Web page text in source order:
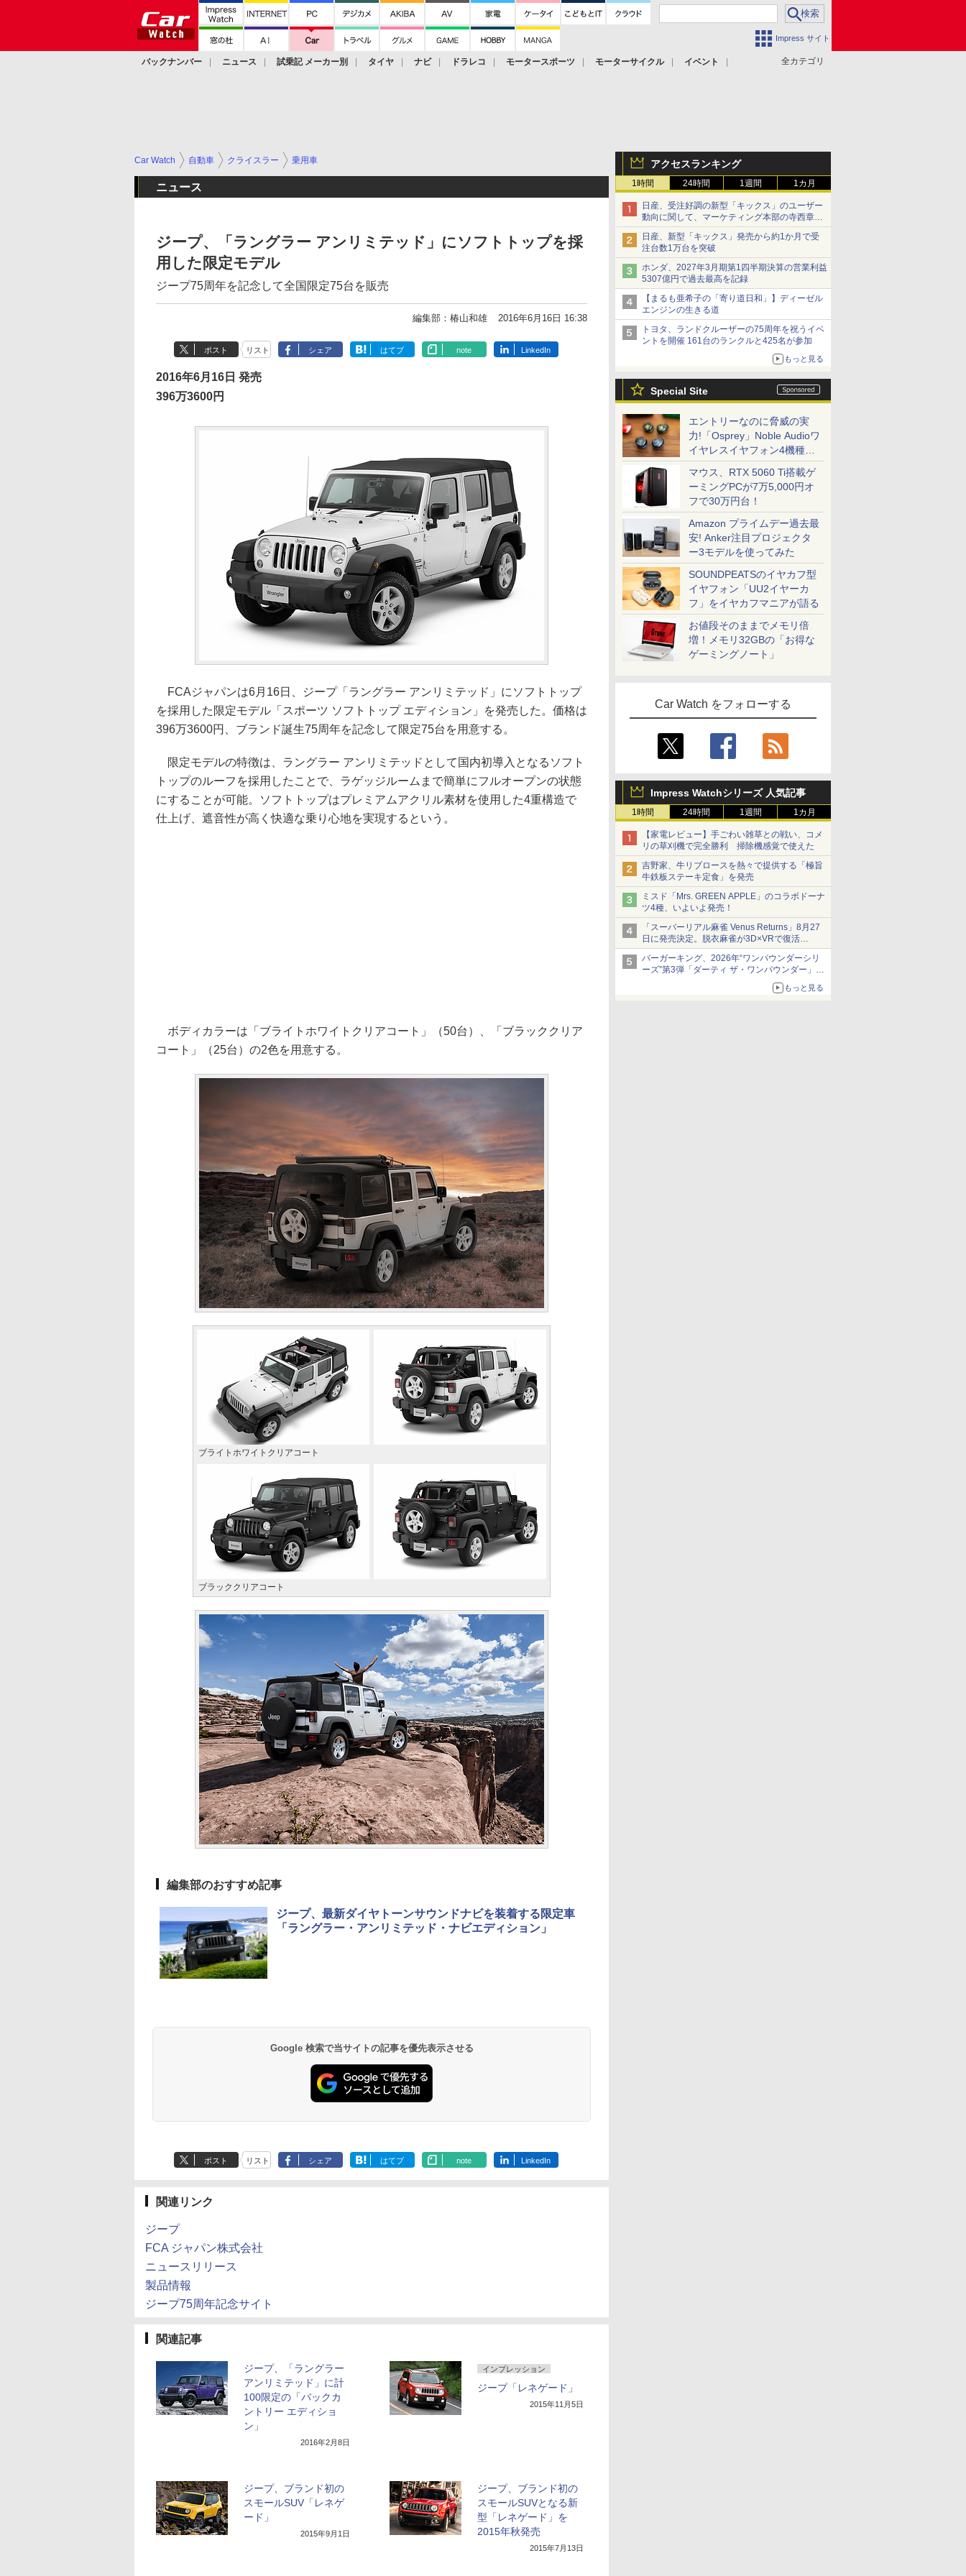
Impress サイト
全カテゴリ
バックナンバー ニュース 試乗記 メーカー別 タイヤ ナビ ドラレコ モータースポーツ モーターサイクル
イベント
アクセスランキング
1時間 24時間 1週間 1カ月
日産、受注好調の新型「キックス」のユーザー
動向に関して、マーケティング本部の寺西章氏
が解説
日産、新型「キックス」発売から約1か月で受
注台数1万台を突破
ホンダ、2027年3月期第1四半期決算の営業利益
5307億円で過去最高を記録
【まるも亜希子の「寄り道日和」】ディーゼル
エンジンの生きる道
トヨタ、ランドクルーザーの75周年を祝うイベ
ントを開催 161台のランクルと425名が参加
もっと見る
Special Site
エントリーなのに脅威の実
力!「Osprey」Noble Audioワ
イヤレスイヤフォン4機種を
一気に聴く
マウス、RTX 5060 Ti搭載ゲ
ーミングPCが7万5,000円オ
フで30万円台！
Amazon プライムデー過去最
安! Anker注目プロジェクタ
ー3モデルを使ってみた
SOUNDPEATSのイヤカフ型
イヤフォン「UU2イヤーカ
フ」をイヤカフマニアが語る
お値段そのままでメモリ倍
増！メモリ32GBの「お得な
ゲーミングノート」
Car Watch をフォローする
Impress Watchシリーズ 人気記事
1時間 24時間 1週間 1カ月
【家電レビュー】手ごわい雑草との戦い、コメ
リの草刈機で完全勝利 掃除機感覚で使えた
吉野家、牛リブロースを熱々で提供する「極旨
牛鉄板ステーキ定食」を発売
ミスド「Mrs. GREEN APPLE」のコラボドーナ
ツ4種、いよいよ発売！
「スーパーリアル麻雀 Venus Returns」8月27
日に発売決定。脱衣麻雀が3D×VRで復活
発売から2週間は20%オフになるセールが実施
バーガーキング、2026年“ワンパウンダーシリ
ーズ”第3弾「ダーティ ザ・ワンパウンダー」を
「特製ガーリックマヨソース」を使用した超大
もっと見る
Car Watch 自動車 クライスラー 乗用車
ニュース
ジープ、「ラングラー アンリミテッド」にソフトトップを採
用した限定モデル
ジープ75周年を記念して全国限定75台を販売
編集部：椿山和雄 2016年6月16日 16:38
ポスト リスト シェア はてブ note LinkedIn
2016年6月16日 発売
396万3600円
FCAジャパンは6月16日、ジープ「ラングラー アンリミテッド」にソフトトップ
を採用した限定モデル「スポーツ ソフトトップ エディション」を発売した。価格は
396万3600円、ブランド誕生75周年を記念して限定75台を用意する。
限定モデルの特徴は、ラングラー アンリミテッドとして国内初導入となるソフト
トップのルーフを採用したことで、ラゲッジルームまで簡単にフルオープンの状態
にすることが可能。ソフトトップはプレミアムアクリル素材を使用した4重構造で
仕上げ、遮音性が高く快適な乗り心地を実現するという。
ボディカラーは「ブライトホワイトクリアコート」（50台）、「ブラッククリア
コート」（25台）の2色を用意する。
ブライトホワイトクリアコート
ブラッククリアコート
編集部のおすすめ記事
ジープ、最新ダイヤトーンサウンドナビを装着する限定車
「ラングラー・アンリミテッド・ナビエディション」
Google 検索で当サイトの記事を優先表示させる
ポスト リスト シェア はてブ note LinkedIn
関連リンク
ジープ
FCA ジャパン株式会社
ニュースリリース
製品情報
ジープ75周年記念サイト
関連記事
ジープ、「ラングラー
アンリミテッド」に計
100限定の「バックカ
ントリー エディショ
ン」
2016年2月8日
インプレッション
ジープ「レネゲード」
2015年11月5日
ジープ、ブランド初の
スモールSUV「レネゲ
ード」
2015年9月1日
ジープ、ブランド初の
スモールSUVとなる新
型「レネゲード」を
2015年秋発売
2015年7月13日